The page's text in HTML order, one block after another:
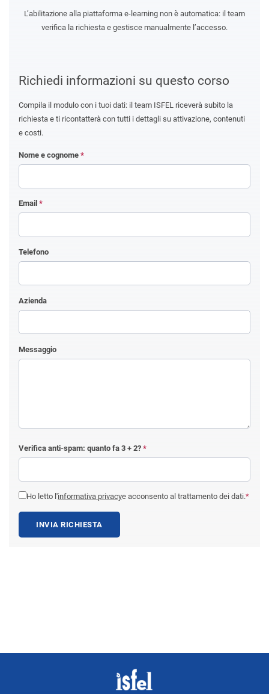
Richiedi informazioni su questo corso
Compila il modulo con i tuoi dati: il team ISFEL riceverà subito la
richiesta e ti ricontatterà con tutti i dettagli su attivazione, contenuti
e costi.
Nome e cognome *
Email *
Telefono
Azienda
Messaggio
Verifica anti-spam: quanto fa 3 + 2? *
Ho letto l'informativa privacye acconsento al trattamento dei dati.*
INVIA RICHIESTA
L’abilitazione alla piattaforma e-learning non è automatica: il team
verifica la richiesta e gestisce manualmente l’accesso.